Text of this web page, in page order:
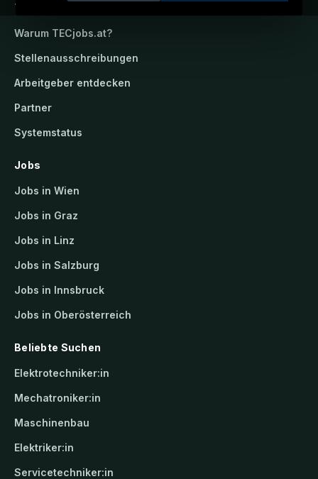
TECjobs.at
Warum TECjobs.at?
Stellenausschreibungen
Arbeitgeber entdecken
Partner
Systemstatus
Jobs
Jobs in Wien
Jobs in Graz
Jobs in Linz
Jobs in Salzburg
Jobs in Innsbruck
Jobs in Oberösterreich
Beliebte Suchen
Elektrotechniker:in
Mechatroniker:in
Maschinenbau
Elektriker:in
Servicetechniker:in